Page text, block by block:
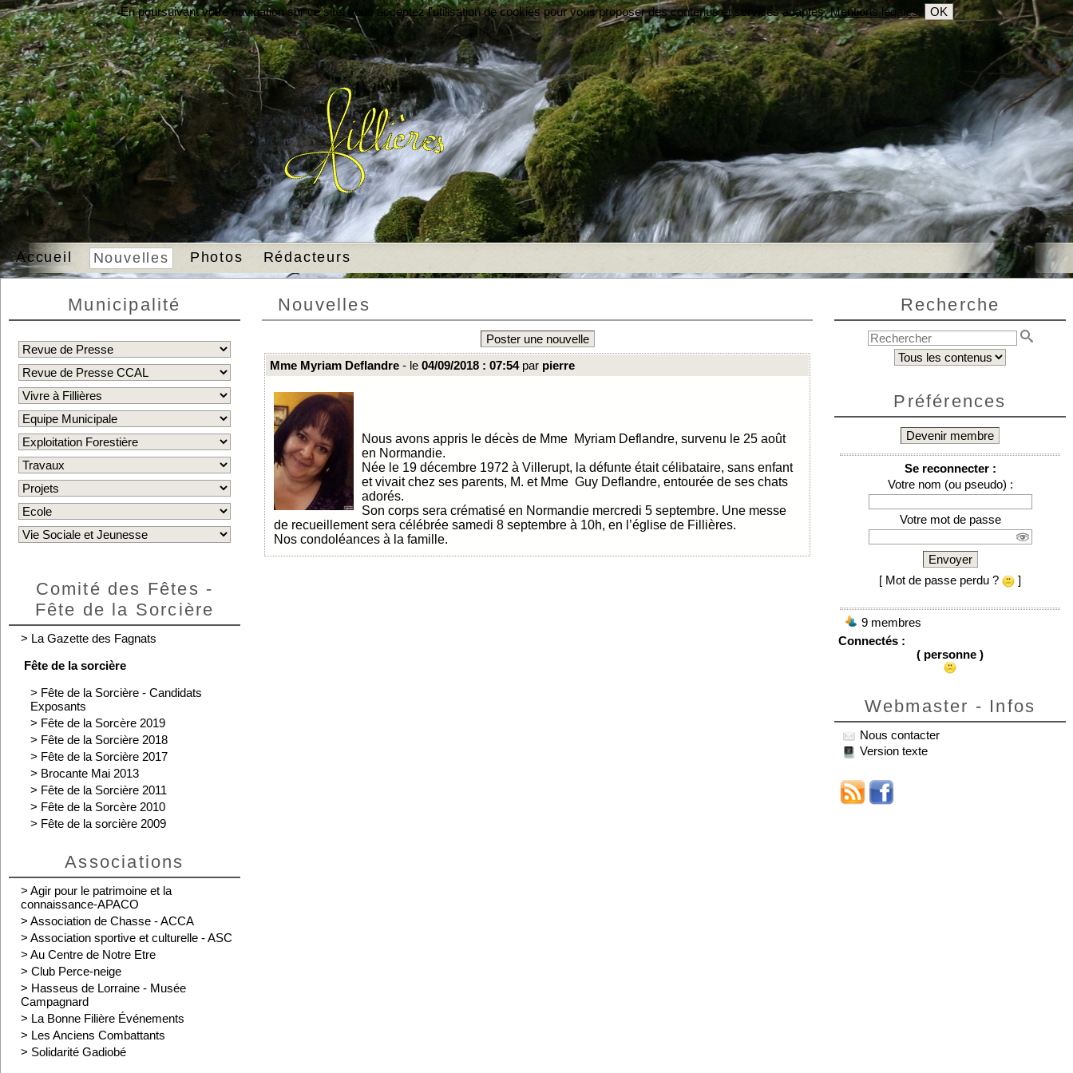
En poursuivant votre navigation sur ce site, vous acceptez l'utilisation de cookies pour vous proposer des contenus et services adaptés.Mentions légales. OK
Accueil Nouvelles Photos Rédacteurs
Municipalité
Comité des Fêtes -
Fête de la Sorcière
> La Gazette des Fagnats
Fête de la sorcière
> Fête de la Sorcière - Candidats
Exposants
> Fête de la Sorcère 2019
> Fête de la Sorcière 2018
> Fête de la Sorcière 2017
> Brocante Mai 2013
> Fête de la Sorcière 2011
> Fête de la Sorcère 2010
> Fête de la sorcière 2009
Associations
> Agir pour le patrimoine et la
connaissance-APACO
> Association de Chasse - ACCA
> Association sportive et culturelle - ASC
> Au Centre de Notre Etre
> Club Perce-neige
> Hasseus de Lorraine - Musée
Campagnard
> La Bonne Filière Événements
> Les Anciens Combattants
> Solidarité Gadiobé
Nouvelles
Poster une nouvelle
Mme Myriam Deflandre - le 04/09/2018 : 07:54par pierre
Nous avons appris le décès de Mme Myriam Deflandre, survenu le 25 août
en Normandie.
Née le 19 décembre 1972 à Villerupt, la défunte était célibataire, sans enfant
et vivait chez ses parents, M. et Mme Guy Deflandre, entourée de ses chats
adorés.
Son corps sera crématisé en Normandie mercredi 5 septembre. Une messe
de recueillement sera célébrée samedi 8 septembre à 10h, en l’église de Fillières.
Nos condoléances à la famille.
Recherche
Préférences
Devenir membre
Se reconnecter :
Votre nom (ou pseudo) :
Votre mot de passe
Envoyer
[ Mot de passe perdu ?
]
9 membres
Connectés :
( personne )
Webmaster - Infos
Nous contacter
Version texte